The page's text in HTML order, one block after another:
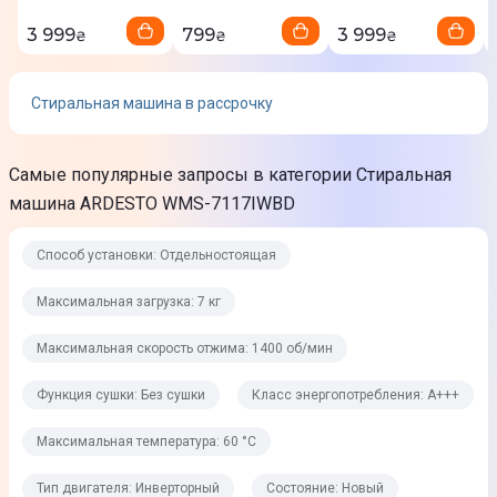
Нижнее белье
Функции
Очистка барабана
Отложенный старт
Уровень шума при стирке
60 дБ
Уровень шума при отжиме
Класс водоустойчивости: ІРХ4
3 999₴ 799₴ 3 999₴
Стиральная машина в рассрочку
Самые популярные запросы в категории Стиральная
машина ARDESTO WMS-7117IWBD
Способ установки: Отдельностоящая
Максимальная загрузка: 7 кг
Максимальная скорость отжима: 1400 об/мин
Функция сушки: Без сушки Класс энергопотребления: А+++
Максимальная температура: 60 °C
Тип двигателя: Инверторный Состояние: Новый